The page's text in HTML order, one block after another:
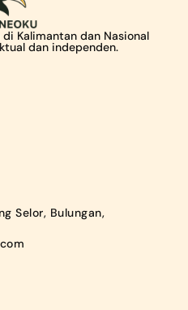
Kalimantan dan Nasional
dan independen.
Selor, Bulungan,